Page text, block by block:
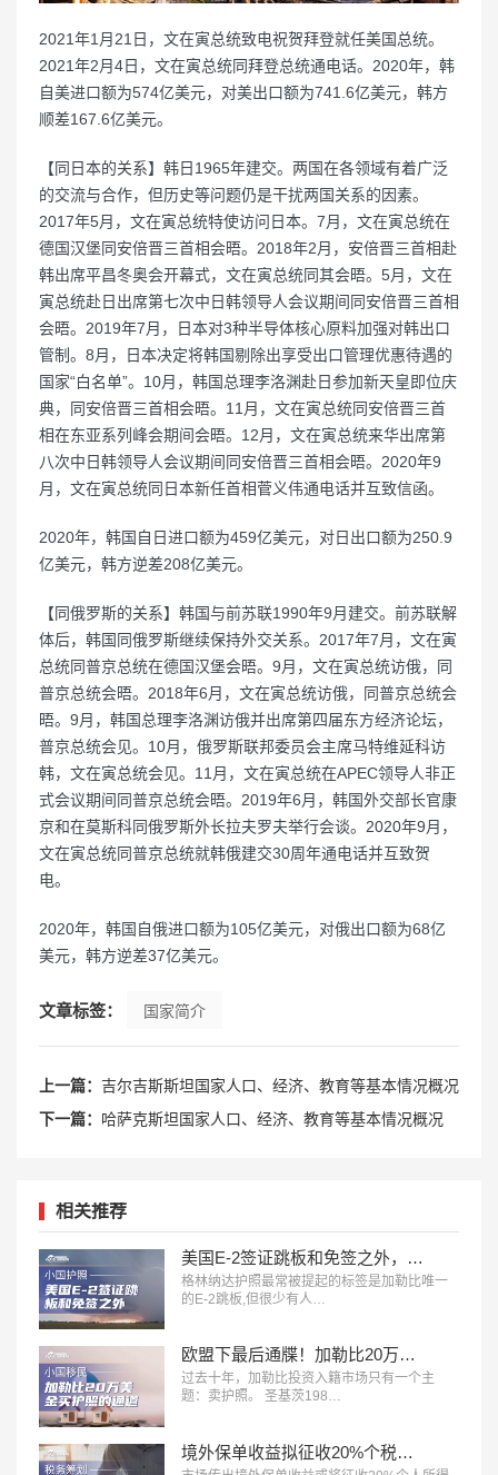
2021年1月21日，文在寅总统致电祝贺拜登就任美国总统。
2021年2月4日，文在寅总统同拜登总统通电话。2020年，韩
自美进口额为574亿美元，对美出口额为741.6亿美元，韩方
顺差167.6亿美元。
【同日本的关系】韩日1965年建交。两国在各领域有着广泛
的交流与合作，但历史等问题仍是干扰两国关系的因素。
2017年5月，文在寅总统特使访问日本。7月，文在寅总统在
德国汉堡同安倍晋三首相会晤。2018年2月，安倍晋三首相赴
韩出席平昌冬奥会开幕式，文在寅总统同其会晤。5月，文在
寅总统赴日出席第七次中日韩领导人会议期间同安倍晋三首相
会晤。2019年7月，日本对3种半导体核心原料加强对韩出口
管制。8月，日本决定将韩国剔除出享受出口管理优惠待遇的
国家“白名单”。10月，韩国总理李洛渊赴日参加新天皇即位庆
典，同安倍晋三首相会晤。11月，文在寅总统同安倍晋三首
相在东亚系列峰会期间会晤。12月，文在寅总统来华出席第
八次中日韩领导人会议期间同安倍晋三首相会晤。2020年9
月，文在寅总统同日本新任首相菅义伟通电话并互致信函。
2020年，韩国自日进口额为459亿美元，对日出口额为250.9
亿美元，韩方逆差208亿美元。
【同俄罗斯的关系】韩国与前苏联1990年9月建交。前苏联解
体后，韩国同俄罗斯继续保持外交关系。2017年7月，文在寅
总统同普京总统在德国汉堡会晤。9月，文在寅总统访俄，同
普京总统会晤。2018年6月，文在寅总统访俄，同普京总统会
晤。9月，韩国总理李洛渊访俄并出席第四届东方经济论坛，
普京总统会见。10月，俄罗斯联邦委员会主席马特维延科访
韩，文在寅总统会见。11月，文在寅总统在APEC领导人非正
式会议期间同普京总统会晤。2019年6月，韩国外交部长官康
京和在莫斯科同俄罗斯外长拉夫罗夫举行会谈。2020年9月，
文在寅总统同普京总统就韩俄建交30周年通电话并互致贺
电。
2020年，韩国自俄进口额为105亿美元，对俄出口额为68亿
美元，韩方逆差37亿美元。
文章标签： 国家简介
上一篇： 吉尔吉斯斯坦国家人口、经济、教育等基本情况概况
下一篇： 哈萨克斯坦国家人口、经济、教育等基本情况概况
相关推荐
美国E-2签证跳板和免签之外，这本护照给子女教育开了三扇门
格林纳达护照最常被提起的标签是加勒比唯一
的E-2跳板,但很少有人…
欧盟下最后通牒！加勒比20万美金买护照的黄金通道，2028年就要彻底没了？
过去十年，加勒比投资入籍市场只有一个主
题：卖护照。 圣基茨198…
境外保单收益拟征收20%个税信号释放：赴港买保的时代，正在发生深刻变化